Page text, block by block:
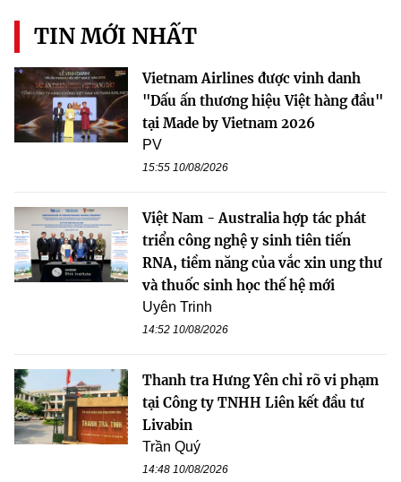
TIN MỚI NHẤT
Vietnam Airlines được vinh danh
"Dấu ấn thương hiệu Việt hàng đầu"
tại Made by Vietnam 2026
PV
15:55 10/08/2026
Việt Nam - Australia hợp tác phát
triển công nghệ y sinh tiên tiến
RNA, tiềm năng của vắc xin ung thư
và thuốc sinh học thế hệ mới
Uyên Trinh
14:52 10/08/2026
Thanh tra Hưng Yên chỉ rõ vi phạm
tại Công ty TNHH Liên kết đầu tư
Livabin
Trần Quý
14:48 10/08/2026